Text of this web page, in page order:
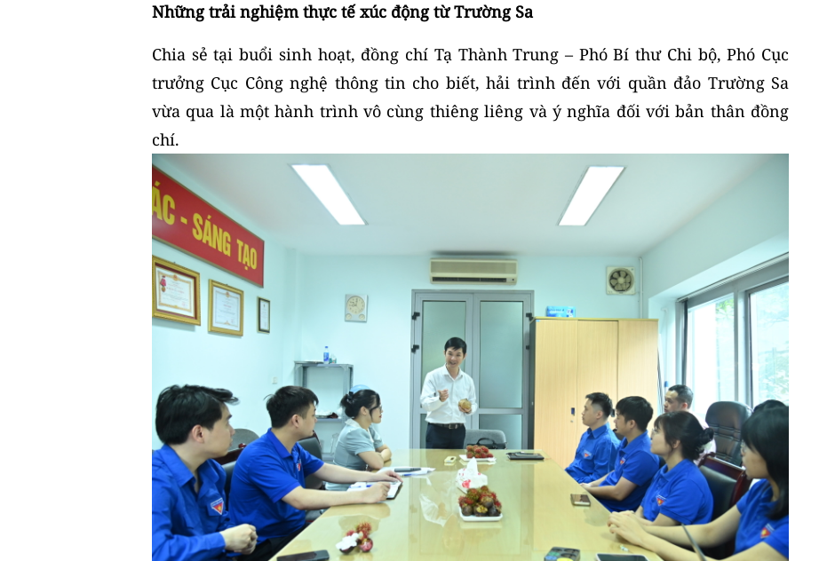
Những trải nghiệm thực tế xúc động từ Trường Sa
Chia sẻ tại buổi sinh hoạt, đồng chí Tạ Thành Trung – Phó Bí thư Chi bộ, Phó Cục
trưởng Cục Công nghệ thông tin cho biết, hải trình đến với quần đảo Trường Sa
vừa qua là một hành trình vô cùng thiêng liêng và ý nghĩa đối với bản thân đồng
chí.